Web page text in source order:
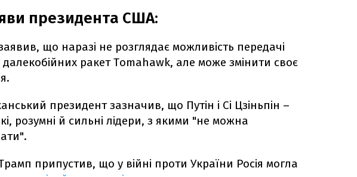
президента США:
що наразі не розглядає можливість передачі
далекобійних ракет Tomahawk, але може змінити своє
президент зазначив, що Путін і Сі Цзіньпін –
розумні й сильні лідери, з якими "не можна
припустив, що у війні проти України Росія могла